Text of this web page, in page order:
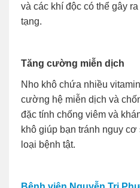
và các khí độc có thể gây
tạng.
Tăng cường miễn dịch
Nho khô chứa nhiều
cường hệ miễn dịch và
đặc tính chống viêm và
khô giúp bạn tránh nguy
loại bệnh tật.